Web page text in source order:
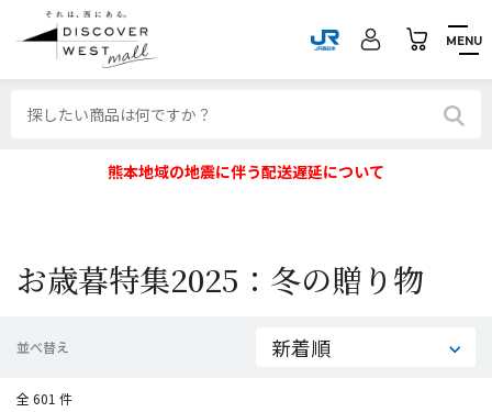
MENU
熊本地域の地震に伴う配送遅延について
お歳暮特集2025：冬の贈り物
並べ替え
全 601 件